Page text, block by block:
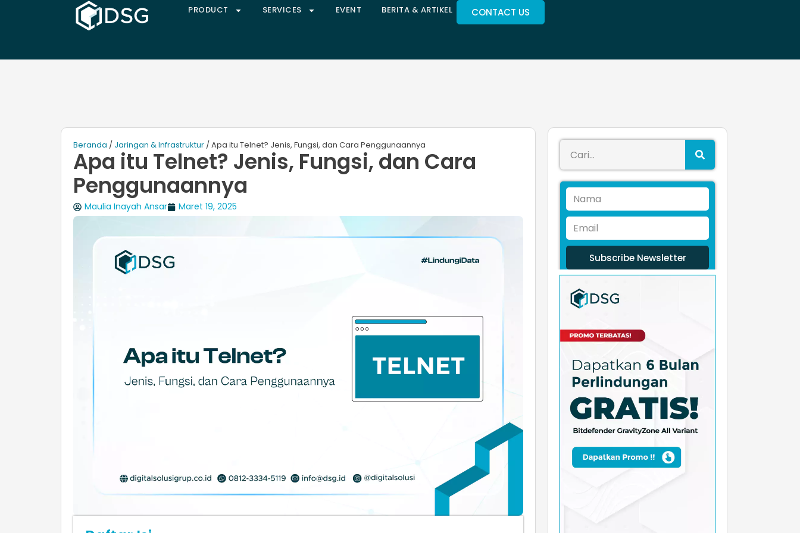
PRODUCT SERVICES EVENT BERITA & ARTIKEL CONTACT US
Beranda / Jaringan & Infrastruktur / Apa itu Telnet? Jenis, Fungsi, dan Cara Penggunaannya
Apa itu Telnet? Jenis, Fungsi, dan Cara
Penggunaannya
Maulia Inayah Ansar Maret 19, 2025
Subscribe Newsletter